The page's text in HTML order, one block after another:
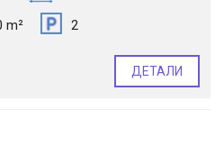
m² 2
ДЕТАЛИ